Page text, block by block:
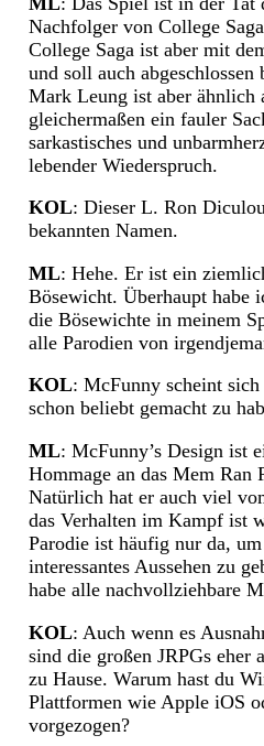
Nachfolger von College
College Saga ist aber mit
und soll auch
Mark Leung ist aber ähnlich
gleichermaßen ein fauler
sarkastisches und
lebender Wiederspruch.
KOL: Dieser L. Ron
bekannten Namen.
ML: Hehe. Er ist ein
Bösewicht. Überhaupt habe
die Bösewichte in meinem
alle Parodien von
KOL: McFunny scheint
schon beliebt gemacht zu
ML: McFunny’s Design ist
Hommage an das Mem Ran
Natürlich hat er auch viel
das Verhalten im Kampf ist
Parodie ist häufig nur da,
interessantes Aussehen zu
habe alle nachvollziehbare
KOL: Auch wenn es
sind die großen JRPGs eher
zu Hause. Warum hast du
Plattformen wie Apple iOS
vorgezogen?